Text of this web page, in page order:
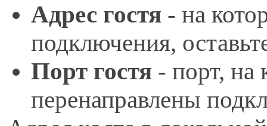
Адрес гостя - на
подключения,
Порт гостя - порт, на
перенаправлены